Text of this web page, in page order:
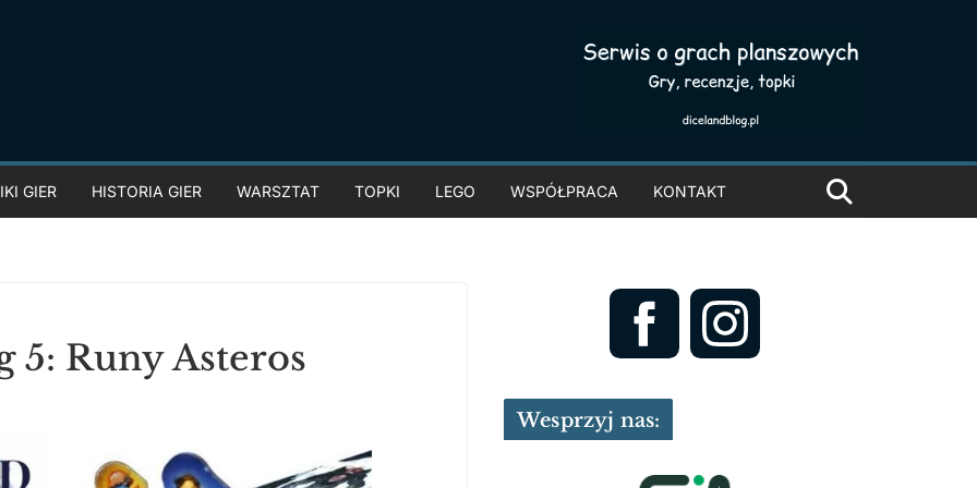
GIER HISTORIA GIER WARSZTAT TOPKI LEGO WSPÓŁPRACA KONTAKT
5: Runy Asteros
Wesprzyj nas: